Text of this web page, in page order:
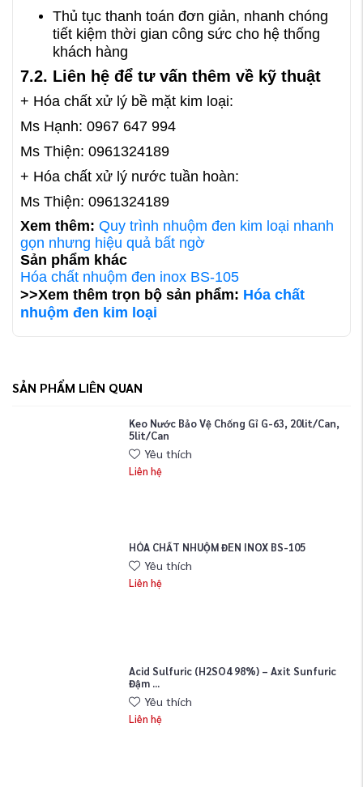
Thủ tục thanh toán đơn giản, nhanh chóng
tiết kiệm thời gian công sức cho hệ thống
khách hàng
7.2. Liên hệ để tư vấn thêm về kỹ thuật
+ Hóa chất xử lý bề mặt kim loại:
Ms Hạnh: 0967 647 994
Ms Thiện: 0961324189
+ Hóa chất xử lý nước tuần hoàn:
Ms Thiện: 0961324189
Xem thêm: Quy trình nhuộm đen kim loại nhanh
gọn nhưng hiệu quả bất ngờ
​Sản phẩm khác
Hóa chất nhuộm đen inox BS-105
>>Xem thêm trọn bộ sản phẩm: Hóa chất
nhuộm đen kim loại
SẢN PHẨM LIÊN QUAN
Keo Nước Bảo Vệ Chống Gỉ G-63, 20lit/can,
5lit/can
Yêu thích
Liên hệ
HÓA CHẤT NHUỘM ĐEN INOX BS-105
Yêu thích
Liên hệ
Acid Sulfuric (H2SO4 98%) – Axit Sunfuric
Đậm ...
Yêu thích
Liên hệ